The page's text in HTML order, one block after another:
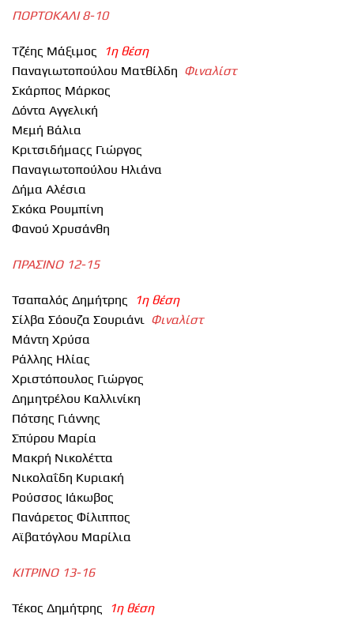
ΠΟΡΤΟΚΑΛΙ 8-10
Τζέης Μάξιμος
1η θέση
Παναγιωτοπούλου Ματθίλδη Φιναλίστ
Σκάρπος Μάρκος
Δόντα Αγγελική
Μεμή Βάλια
Κριτσιδήμαςς Γιώργος
Παναγιωτοπούλου Ηλιάνα
Δήμα Αλέσια
Σκόκα Ρουμπίνη
Φανού Χρυσάνθη
ΠΡΑΣΙΝΟ 12-15
Τσαπαλός Δημήτρης
1η θέση
Σίλβα Σόουζα Σουριάνι Φιναλίστ
Μάντη Χρύσα
Ράλλης Ηλίας
Χριστόπουλος Γιώργος
Δημητρέλου Καλλινίκη
Πότσης Γιάννης
Σπύρου Μαρία
Μακρή Νικολέττα
Νικολαΐδη Κυριακή
Ρούσσος Ιάκωβος
Πανάρετος Φίλιππος
Αϊβατόγλου Μαρίλια
ΚΙΤΡΙΝΟ 13-16
Τέκος Δημήτρης
1η θέση